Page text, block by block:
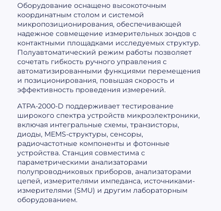
Оборудование оснащено высокоточным
координатным столом и системой
микропозиционирования, обеспечивающей
надежное совмещение измерительных зондов с
контактными площадками исследуемых структур.
Полуавтоматический режим работы позволяет
сочетать гибкость ручного управления с
автоматизированными функциями перемещения
и позиционирования, повышая скорость и
эффективность проведения измерений.
ATPA-2000-D поддерживает тестирование
широкого спектра устройств микроэлектроники,
включая интегральные схемы, транзисторы,
диоды, MEMS-структуры, сенсоры,
радиочастотные компоненты и фотонные
устройства. Станция совместима с
параметрическими анализаторами
полупроводниковых приборов, анализаторами
цепей, измерителями импеданса, источниками-
измерителями (SMU) и другим лабораторным
оборудованием.